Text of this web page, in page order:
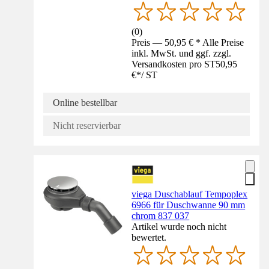
(0)
Preis — 50,95 € * Alle Preise
inkl. MwSt. und ggf. zzgl.
Versandkosten pro ST50,95
€*/ ST
Online bestellbar
Nicht reservierbar
viega Duschablauf Tempoplex
6966 für Duschwanne 90 mm
chrom 837 037
Artikel wurde noch nicht
bewertet.